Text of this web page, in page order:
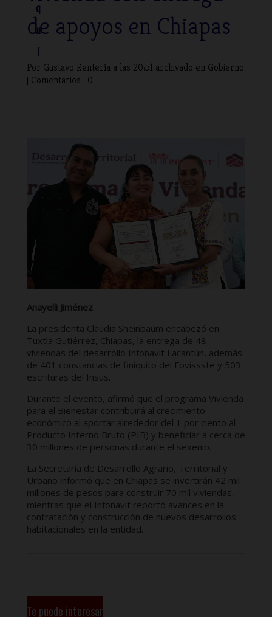
q
u
í
de apoyos en Chiapas
Por Gustavo Rentería a las 20:51 archivado en Gobierno
| Comentarios : 0
Anayelli Jiménez
La presidenta Claudia Sheinbaum encabezó en
Tuxtla Gutiérrez, Chiapas, la entrega de 48
viviendas del desarrollo Infonavit Lacantún, además
de 401 constancias de finiquito del Fovissste y 503
escrituras del Insus.
Durante el evento, afirmó que el programa Vivienda
para el Bienestar contribuirá al crecimiento
económico al aportar alrededor del 1 por ciento al
Producto Interno Bruto (PIB) y beneficiar a cerca de
30 millones de personas durante el sexenio.
La Secretaría de Desarrollo Agrario, Territorial y
Urbano informó que en Chiapas se invertirán 42 mil
millones de pesos para construir 70 mil viviendas,
mientras que el Infonavit reportó avances en la
contratación y construcción de nuevos desarrollos
habitacionales en la entidad.
Te puede interesar